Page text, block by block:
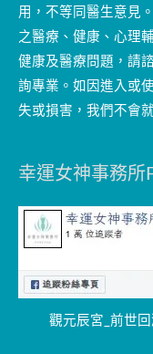
用，不等同醫生意見
之醫療、健康、心理
健康及醫療問題，請
詢專業。如因進入或
失或損害，我們不會
幸運女神事務所
觀元辰宮_前世回